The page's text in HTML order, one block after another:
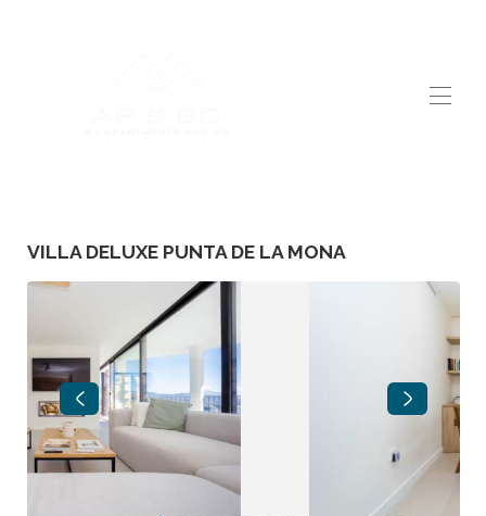
リクエストに応じてバケーションレンタル
お問い合わせは
サービス
私たちについて
当社を選ぶ理由
VILLA DELUXE PUNTA DE LA MONA